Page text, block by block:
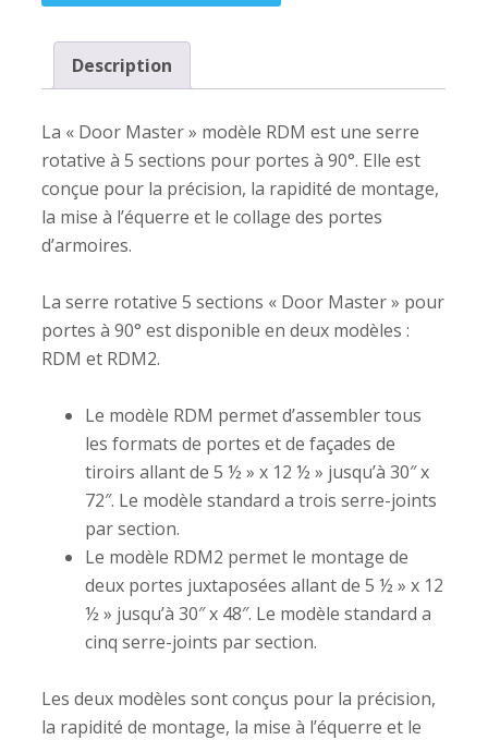
Description
La « Door Master » modèle RDM est une serre
rotative à 5 sections pour portes à 90°. Elle est
conçue pour la précision, la rapidité de montage,
la mise à l’équerre et le collage des portes
d’armoires.
La serre rotative 5 sections « Door Master » pour
portes à 90° est disponible en deux modèles :
RDM et RDM2.
Le modèle RDM permet d’assembler tous
les formats de portes et de façades de
tiroirs allant de 5 ½ » x 12 ½ » jusqu’à 30″ x
72″. Le modèle standard a trois serre-joints
par section.
Le modèle RDM2 permet le montage de
deux portes juxtaposées allant de 5 ½ » x 12
½ » jusqu’à 30″ x 48″. Le modèle standard a
cinq serre-joints par section.
Les deux modèles sont conçus pour la précision,
la rapidité de montage, la mise à l’équerre et le